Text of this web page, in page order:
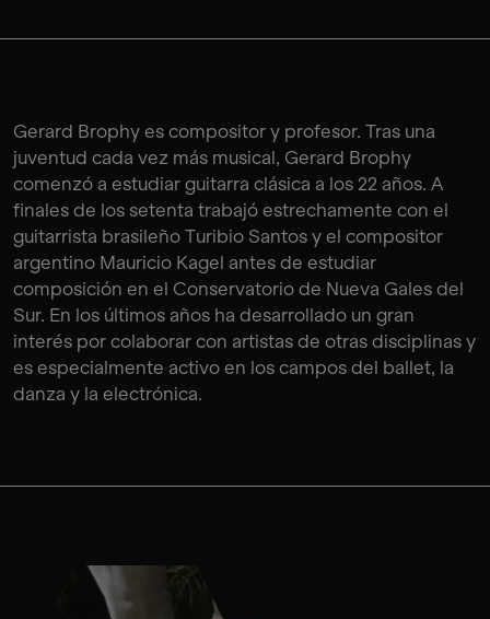
Gerard Brophy es compositor y profesor. Tras una
juventud cada vez más musical, Gerard Brophy
comenzó a estudiar guitarra clásica a los 22 años. A
finales de los setenta trabajó estrechamente con el
guitarrista brasileño Turibio Santos y el compositor
argentino Mauricio Kagel antes de estudiar
composición en el Conservatorio de Nueva Gales del
Sur. En los últimos años ha desarrollado un gran
interés por colaborar con artistas de otras disciplinas y
es especialmente activo en los campos del ballet, la
danza y la electrónica.